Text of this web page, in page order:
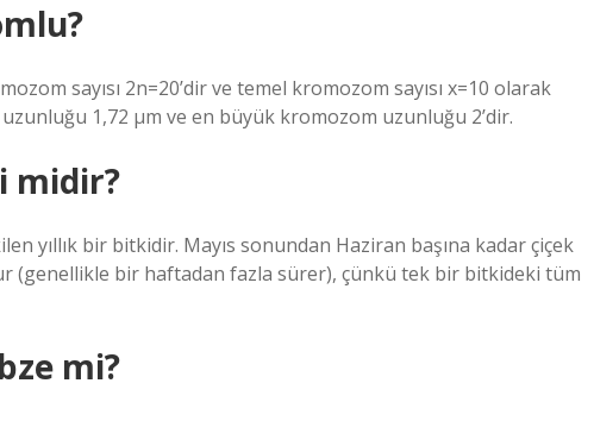
sayısı 2n=20’dir ve temel kromozom sayısı x=10 olarak
1,72 µm ve en büyük kromozom uzunluğu 2’dir.
midir?
yıllık bir bitkidir. Mayıs sonundan Haziran başına kadar çiçek
(genellikle bir haftadan fazla sürer), çünkü tek bir bitkideki tüm
mi?